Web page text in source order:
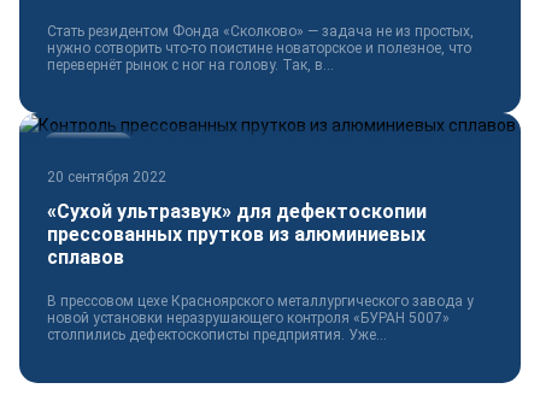
Стать резидентом Фонда «Сколково» — задача не из простых,
нужно сотворить что-то поистине новаторское и полезное, что
перевернёт рынок с ног на голову. Так, в...
20 сентября 2022
«Сухой ультразвук» для дефектоскопии
прессованных прутков из алюминиевых
сплавов
В прессовом цехе Красноярского металлургического завода у
новой установки неразрушающего контроля «БУРАН 5007»
столпились дефектоскописты предприятия. Уже...